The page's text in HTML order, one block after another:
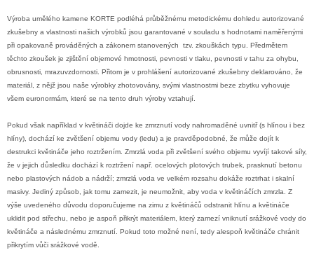
Výroba umělého kamene KORTE podléhá průběžnému metodickému dohledu autorizované
zkušebny a vlastnosti našich výrobků jsou garantované v souladu s hodnotami naměřenými
při opakovaně prováděných a zákonem stanovených tzv. zkouškách typu. Předmětem
těchto zkoušek je zjištění objemové hmotnosti, pevnosti v tlaku, pevnosti v tahu za ohybu,
obrusnosti, mrazuvzdornosti. Přitom je v prohlášení autorizované zkušebny deklarováno, že
materiál, z nějž jsou naše výrobky zhotovovány, svými vlastnostmi beze zbytku vyhovuje
všem euronormám, které se na tento druh výroby vztahují.
Pokud však například v květináči dojde ke zmrznutí vody nahromaděné uvnitř (s hlínou i bez
hlíny), dochází ke zvětšení objemu vody (ledu) a je pravděpodobné, že může dojít k
destrukci květináče jeho roztržením. Zmrzlá voda při zvětšení svého objemu vyvíjí takové síly,
že v jejich důsledku dochází k roztržení např. ocelových plotových trubek, prasknutí betonu
nebo plastových nádob a nádrží; zmrzlá voda ve velkém rozsahu dokáže roztrhat i skalní
masivy. Jediný způsob, jak tomu zamezit, je neumožnit, aby voda v květináčích zmrzla. Z
výše uvedeného důvodu doporučujeme na zimu z květináčů odstranit hlínu a květináče
uklidit pod střechu, nebo je aspoň přikrýt materiálem, který zamezí vniknutí srážkové vody do
květináče a následnému zmrznutí. Pokud toto možné není, tedy alespoň květináče chránit
přikrytím vůči srážkové vodě.